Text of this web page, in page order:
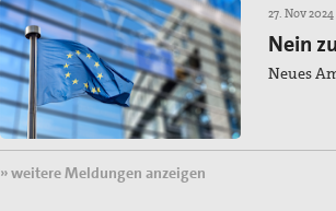
27. Nov 2024
Nein
Neues
» weitere Meldungen anzeigen